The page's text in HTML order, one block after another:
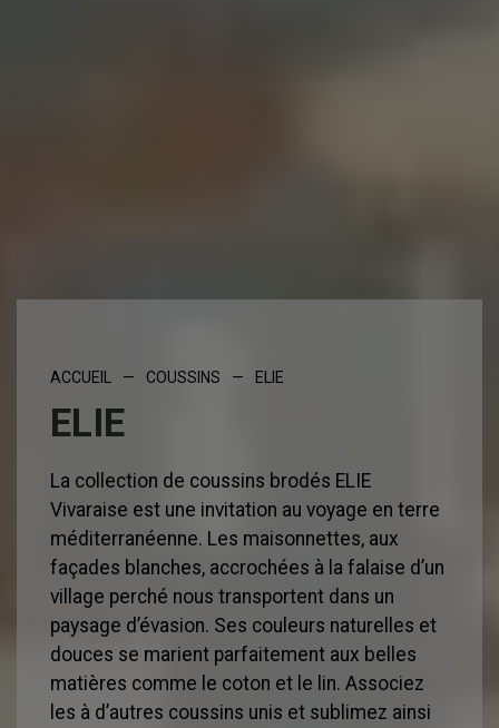
ACCUEIL — COUSSINS — ELIE
ELIE
La collection de coussins brodés ELIE
Vivaraise est une invitation au voyage en terre
méditerranéenne. Les maisonnettes, aux
façades blanches, accrochées à la falaise d’un
village perché nous transportent dans un
paysage d’évasion. Ses couleurs naturelles et
douces se marient parfaitement aux belles
matières comme le coton et le lin. Associez
les à d’autres coussins unis et sublimez ainsi